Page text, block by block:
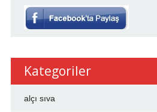
Kategoriler
alçı sıva